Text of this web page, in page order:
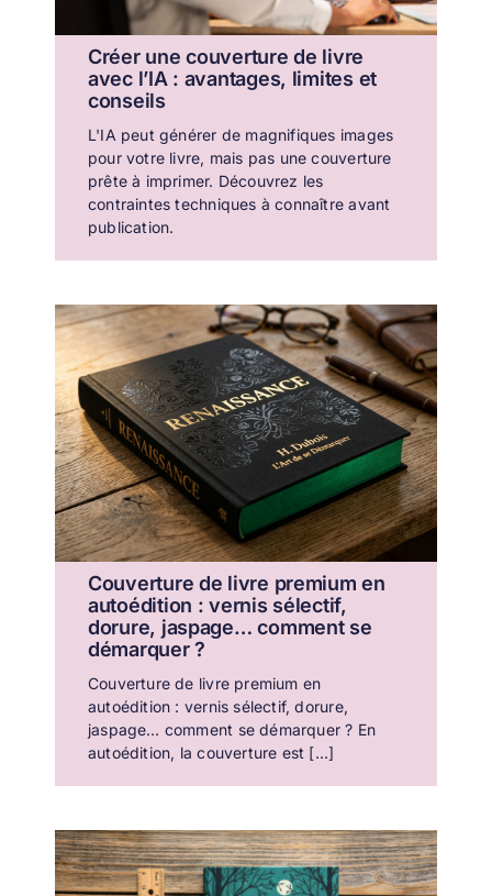
Créer une couverture de livre
avec l’IA : avantages, limites et
conseils
L'IA peut générer de magnifiques images
pour votre livre, mais pas une couverture
prête à imprimer. Découvrez les
contraintes techniques à connaître avant
publication.
Couverture de livre premium en
autoédition : vernis sélectif,
dorure, jaspage… comment se
démarquer ?
Couverture de livre premium en
autoédition : vernis sélectif, dorure,
jaspage… comment se démarquer ? En
autoédition, la couverture est [...]